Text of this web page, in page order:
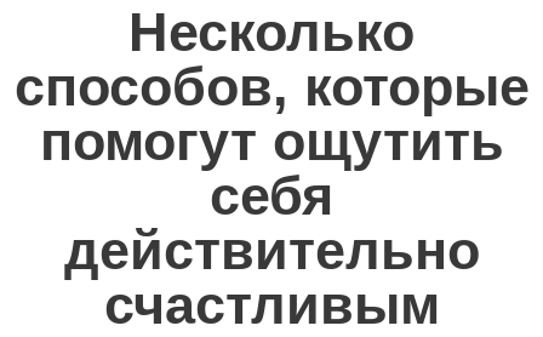
Несколько
способов, которые
помогут ощутить
себя
действительно
счастливым